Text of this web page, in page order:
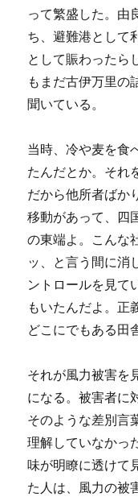
って繁盛した。由
ち、避難港として
として賑わったら
もまだ古伊万里の
聞いている。
当時、冷や麦を食
たんだとか。それ
だから他所者ばか
移動があって、四
の東端よ。こんな
ッ、と言う間に消
ントロールを見て
もいたんだよ。正
どこにでもある田
それが風力被害を
になる。被害者に
そのような差別言
理解していなかっ
味が明瞭に透けて
た人は、風力の被